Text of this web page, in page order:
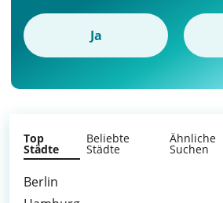
Ja
Top
Städte
Beliebte
Städte
Ähnliche
Suchen
Berlin